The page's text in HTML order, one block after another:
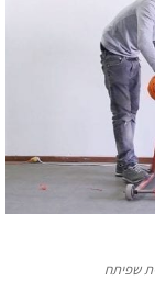
שפיתח